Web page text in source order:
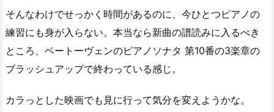
そんなわけでせっかく時間があるのに、今ひとつピアノの
練習にも身が入らない。本当なら新曲の譜読みに入るべき
ところ、ベートーヴェンのピアノソナタ 第10番の3楽章の
ブラッシュアップで終わっている感じ。
カラっとした映画でも見に行って気分を変えようかな。